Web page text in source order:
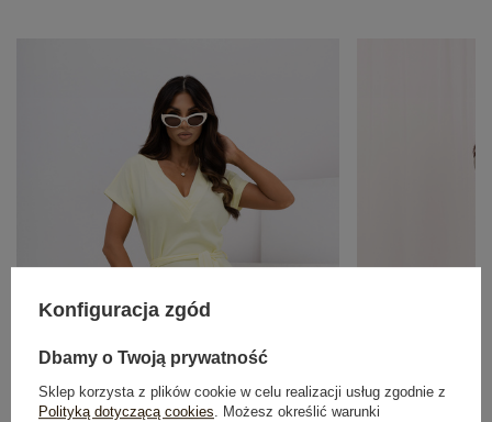
Konfiguracja zgód
Dbamy o Twoją prywatność
Sklep korzysta z plików cookie w celu realizacji usług zgodnie z
Polityką dotyczącą cookies. Możesz określić warunki